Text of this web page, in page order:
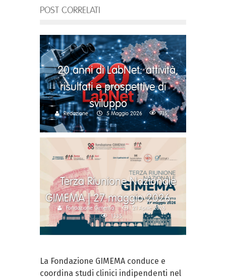
POST CORRELATI
20 anni di LabNet: attività,
risultati e prospettive di
sviluppo
Redazione 5 Maggio 2026 715
Terza Riunione Nazionale
GIMEMA | 27 maggio 2026
Fondazione Gimema
21 Aprile 2026
1335
La Fondazione GIMEMA conduce e
coordina studi clinici indipendenti nel